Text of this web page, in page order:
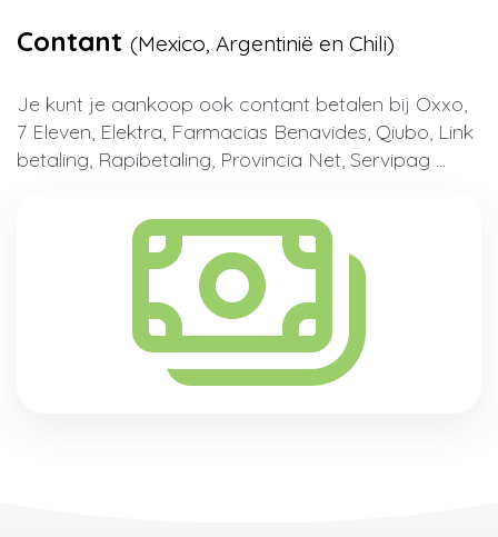
Contant (Mexico, Argentinië en Chili)
Je kunt je aankoop ook contant betalen bij Oxxo,
7 Eleven, Elektra, Farmacias Benavides, Qiubo, Link
betaling, Rapibetaling, Provincia Net, Servipag ...